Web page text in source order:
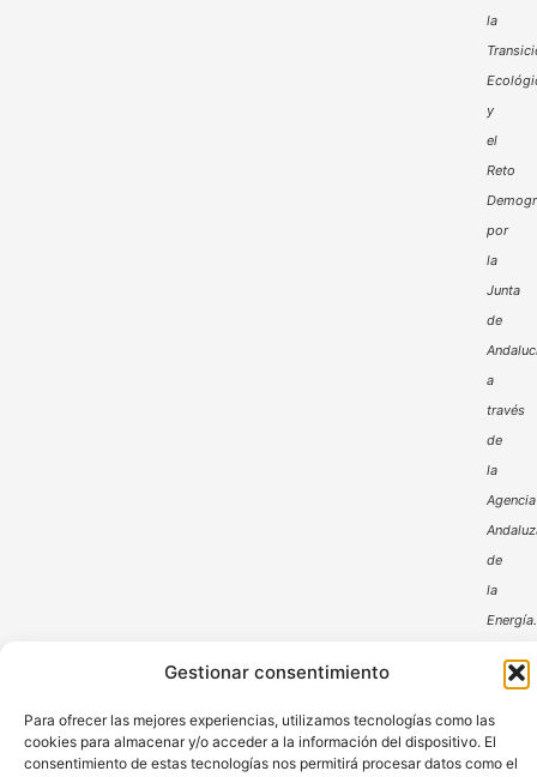
Gestionar consentimiento
Para ofrecer las mejores experiencias, utilizamos tecnologías como las
cookies para almacenar y/o acceder a la información del dispositivo. El
consentimiento de estas tecnologías nos permitirá procesar datos como el
la
y
el
Reto
por
la
Junta
de
a
través
de
la
Agencia
de
la
Energía.